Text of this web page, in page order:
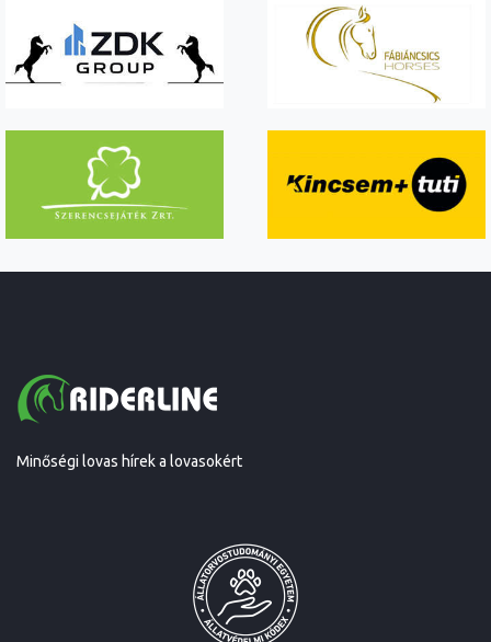
Minőségi lovas hírek a lovasokért